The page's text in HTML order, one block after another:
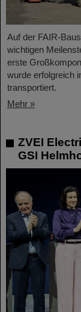
Auf der FAIR-
wichtigen
erste
wurde erfolgreich
transportiert.
Mehr »
ZVEI
GSI